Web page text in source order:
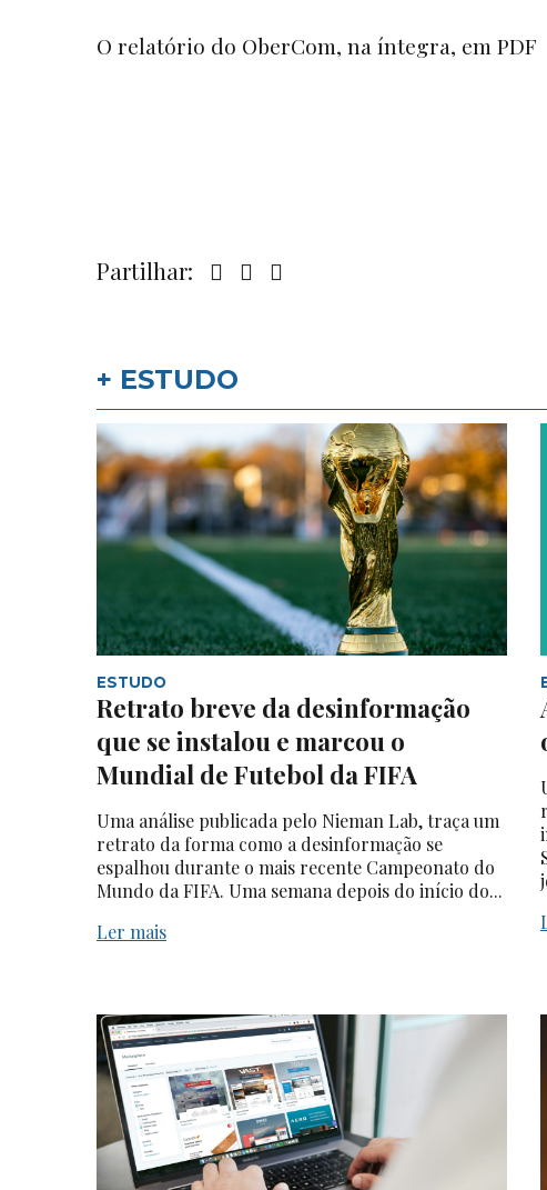
O relatório do OberCom, na íntegra, em PDF
Partilhar:
+ ESTUDO
ESTUDO
Retrato breve da desinformação
que se instalou e marcou o
Mundial de Futebol da FIFA
Uma análise publicada pelo Nieman Lab, traça um
retrato da forma como a desinformação se
espalhou durante o mais recente Campeonato do
Mundo da FIFA. Uma semana depois do início do...
Ler mais